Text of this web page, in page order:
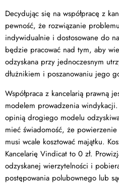
Decydując się na współpracę z
pewność, że rozwiązanie
indywidualnie i dostosowane do
będzie pracować nad tym, aby
odzyskana przy jednoczesnym
dłużnikiem i poszanowaniu jego
Współpraca z kancelarią prawną
modelem prowadzenia
opinią drogiego modelu
mieć świadomość, że
musi wcale kosztować majątku.
Kancelarię Vindicat to 0 zł.
odzyskanej wierzytelności i
postępowania polubownego lub